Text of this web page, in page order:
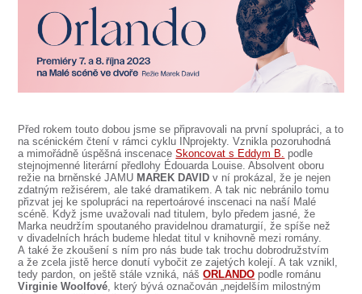
PŘEDPLATNÉ
KONTAKTY
DÁLE NABÍZÍME
Před rokem touto dobou jsme se připravovali na první spolupráci, a to
na scénickém čtení v rámci cyklu INprojekty. Vznikla pozoruhodná
a mimořádně úspěšná inscenaceSkoncovat s Eddym B. podle
stejnojmenné literární předlohy Édouarda Louise. Absolvent oboru
režie na brněnské JAMU MAREK DAVID v ní prokázal, že je nejen
zdatným režisérem, ale také dramatikem. A tak nic nebránilo tomu
přizvat jej ke spolupráci na repertoárové inscenaci na naší Malé
scéně. Když jsme uvažovali nad titulem, bylo předem jasné, že
Marka neudržím spoutaného pravidelnou dramaturgií, že spíše než
v divadelních hrách budeme hledat titul v knihovně mezi romány.
A také že zkoušení s ním pro nás bude tak trochu dobrodružstvím
a že zcela jistě herce donutí vybočit ze zajetých kolejí. A tak vznikl,
tedy pardon, on ještě stále vzniká, nášORLANDO podle románu
Virginie Woolfové, který bývá označován „nejdelším milostným